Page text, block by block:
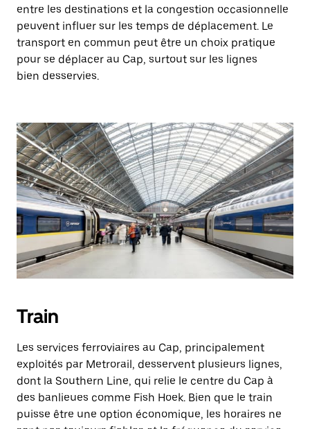
entre les destinations et la congestion occasionnelle
peuvent influer sur les temps de déplacement. Le
transport en commun peut être un choix pratique
pour se déplacer au Cap, surtout sur les lignes
bien desservies.
Train
Les services ferroviaires au Cap, principalement
exploités par Metrorail, desservent plusieurs lignes,
dont la Southern Line, qui relie le centre du Cap à
des banlieues comme Fish Hoek. Bien que le train
puisse être une option économique, les horaires ne